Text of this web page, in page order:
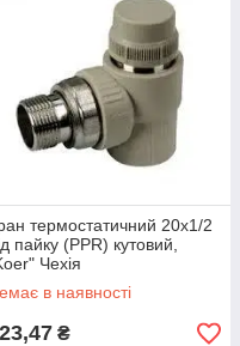
термостатичний 20х1/2
пайку (PPR) кутовий,
Чехія
в наявності
₴